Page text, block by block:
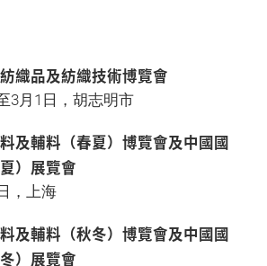
織品及紡織技術博覽會
3月1日，胡志明市
及輔料（春夏）博覽會及中國國
）展覽會
，上海
及輔料（秋冬）博覽會及中國國
）展覽會